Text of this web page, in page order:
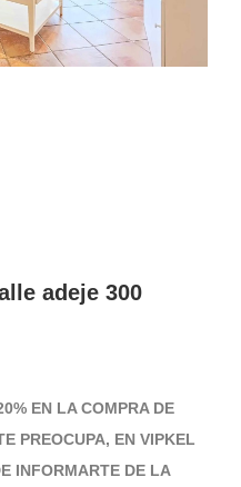
adeje 300
EN LA COMPRA DE
PREOCUPA, EN VIPKEL
INFORMARTE DE LA